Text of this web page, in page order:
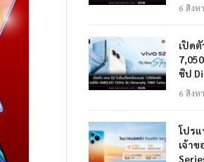
6 สิงห
เปิด
ชิป
6 สิงห
โปรแ
เจ้าข